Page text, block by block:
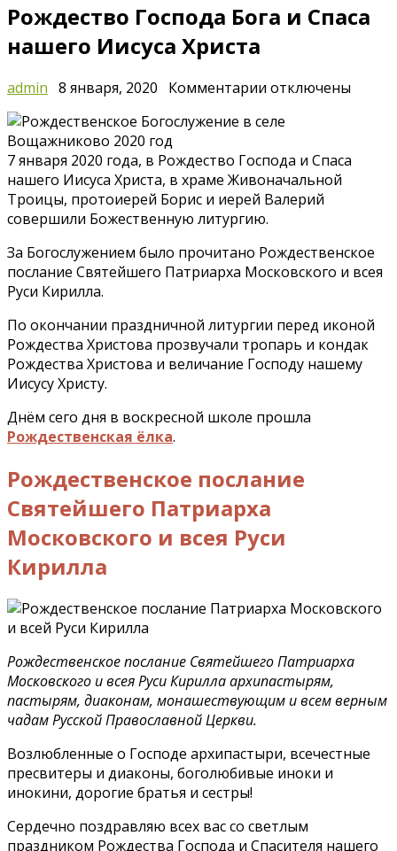
Рождество Господа Бога и Спаса
нашего Иисуса Христа
admin 8 января, 2020 Комментарии к
Рождество
Бога
и
Спаса
нашего
Христа
отключены
7 января 2020 года, в Рождество Господа и Спаса
нашего Иисуса Христа, в храме Живоначальной
Троицы, протоиерей Борис и иерей Валерий
совершили Божественную литургию.
За Богослужением было прочитано Рождественское
послание Святейшего Патриарха Московского и всея
Руси Кирилла.
По окончании праздничной литургии перед иконой
Рождества Христова прозвучали тропарь и кондак
Рождества Христова и величание Господу нашему
Иисусу Христу.
Днём сего дня в воскресной школе прошла
Рождественская ёлка.
Рождественское послание
Святейшего Патриарха
Московского и всея Руси
Кирилла
Рождественское послание Святейшего Патриарха
Московского и всея Руси Кирилла архипастырям,
пастырям, диаконам, монашествующим и всем верным
чадам Русской Православной Церкви.
Возлюбленные о Господе архипастыри, всечестные
пресвитеры и диаконы, боголюбивые иноки и
инокини, дорогие братья и сестры!
Сердечно поздравляю всех вас со светлым
праздником Рождества Господа и Спасителя нашего